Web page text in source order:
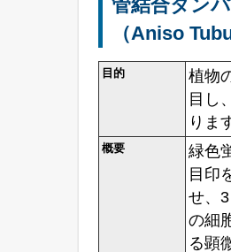
管結合タン
（Aniso
目的
植物
目し
りま
概要
緑色
目印
せ、
の細
る顕